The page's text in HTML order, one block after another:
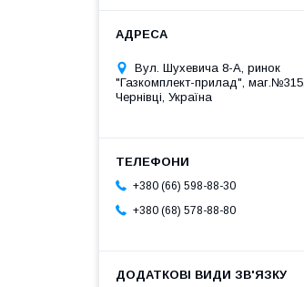
Вул. Шухевича 8-А, ринок
"Газкомплект-прилад", маг.№315,
Чернівці, Україна
+380 (66) 598-88-30
+380 (68) 578-88-80